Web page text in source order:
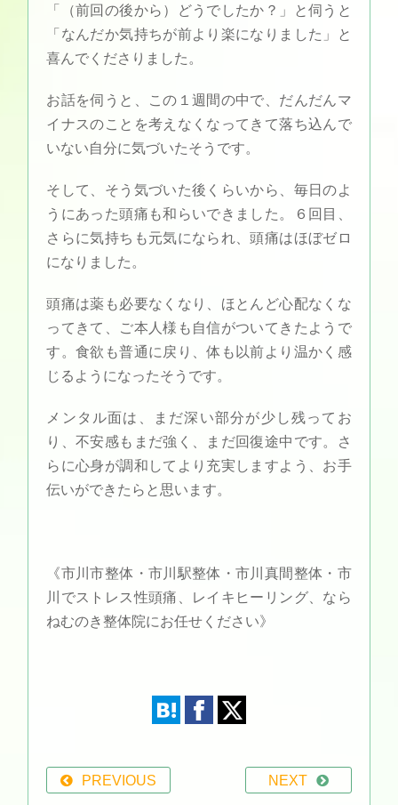
「（前回の後から）どうでしたか？」と伺うと
「なんだか気持ちが前より楽になりました」と
喜んでくださりました。
お話を伺うと、この１週間の中で、だんだんマ
イナスのことを考えなくなってきて落ち込んで
いない自分に気づいたそうです。
そして、そう気づいた後くらいから、毎日のよ
うにあった頭痛も和らいできました。６回目、
さらに気持ちも元気になられ、頭痛はほぼゼロ
になりました。
頭痛は薬も必要なくなり、ほとんど心配なくな
ってきて、ご本人様も自信がついてきたようで
す。食欲も普通に戻り、体も以前より温かく感
じるようになったそうです。
メンタル面は、まだ深い部分が少し残ってお
り、不安感もまだ強く、まだ回復途中です。さ
らに心身が調和してより充実しますよう、お手
伝いができたらと思います。
《市川市整体・市川駅整体・市川真間整体・市
川でストレス性頭痛、レイキヒーリング、なら
ねむのき整体院にお任せください》
PREVIOUS NEXT